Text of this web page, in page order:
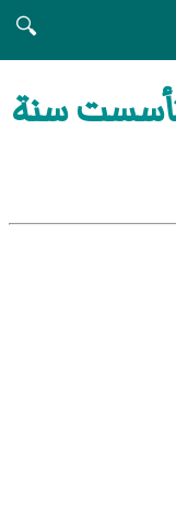
🔍
سنة